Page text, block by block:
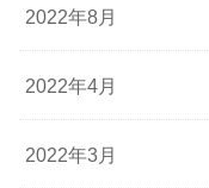
2022年8月
2022年4月
2022年3月